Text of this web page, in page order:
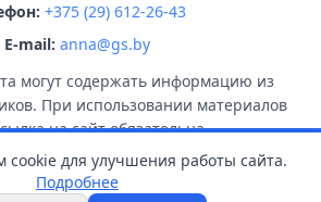
+375 (29) 612-26-43
E-mail: anna@gs.by
могут содержать информацию из
При использовании материалов
на сайт обязательна.
cookie для улучшения работы сайта.
Подробнее